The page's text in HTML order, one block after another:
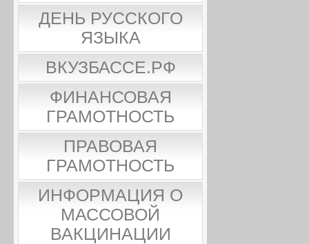
ДЕНЬ РУССКОГО
ЯЗЫКА
ВКУЗБАССЕ.РФ
ФИНАНСОВАЯ
ГРАМОТНОСТЬ
ПРАВОВАЯ
ГРАМОТНОСТЬ
ИНФОРМАЦИЯ О
МАССОВОЙ
ВАКЦИНАЦИИ